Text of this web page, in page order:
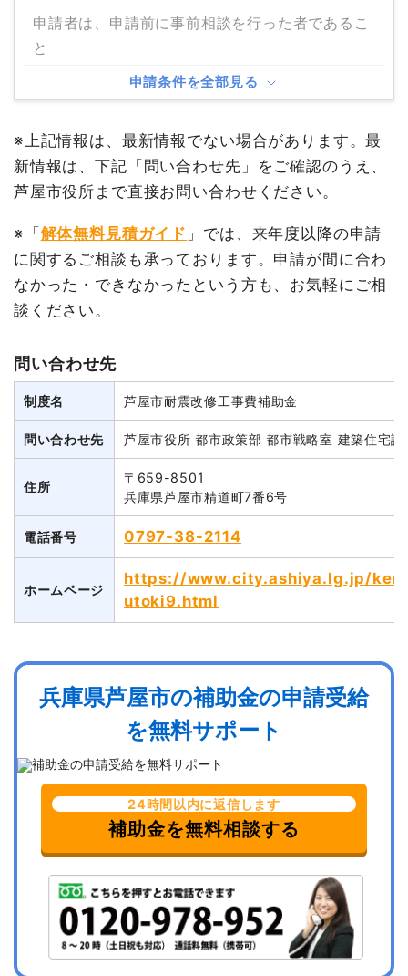
申請者は、申請前に事前相談を行った者であるこ
と
申請条件を全部見る
※上記情報は、最新情報でない場合があります。最
新情報は、下記「問い合わせ先」をご確認のうえ、
芦屋市役所まで直接お問い合わせください。
※「解体無料見積ガイド 」では、来年度以降の申請
に関するご相談も承っております。申請が間に合わ
なかった・できなかったという方も、お気軽にご相
談ください。
問い合わせ先
制度名 芦屋市耐震改修工事費補助金
問い合わせ先 芦屋市役所 都市政策部 都市戦略室 建築住宅
住所
〒659-8501
兵庫県芦屋市精道町7番6号
電話番号 0797-38-2114
ホームページ
https://www.city.ashiya.lg.jp/
utoki9.html
兵庫県芦屋市の補助金の申請受給
を無料サポート
24時間以内に返信します
補助金を無料相談する